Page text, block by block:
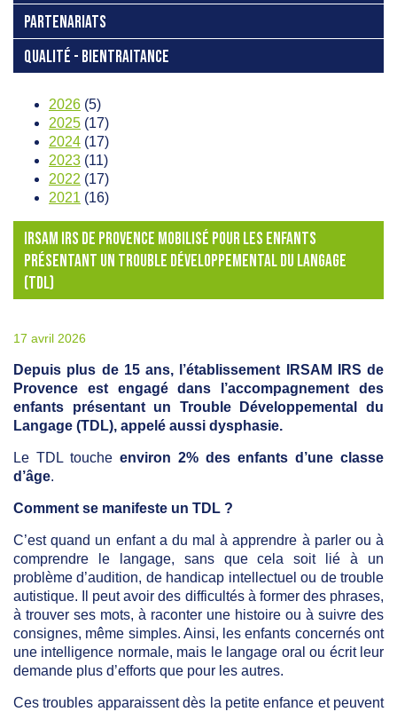
PARTENARIATS
QUALITÉ - BIENTRAITANCE
2026 (5)
2025 (17)
2024 (17)
2023 (11)
2022 (17)
2021 (16)
IRSAM IRS DE PROVENCE MOBILISÉ POUR LES ENFANTS
PRÉSENTANT UN TROUBLE DÉVELOPPEMENTAL DU LANGAGE
(TDL)
17 avril 2026
Depuis plus de 15 ans, l’établissement IRSAM IRS de
Provence est engagé dans l’accompagnement des
enfants présentant un Trouble Développemental du
Langage (TDL), appelé aussi dysphasie.
Le TDL touche environ 2% des enfants d’une classe
d’âge.
Comment se manifeste un TDL ?
C’est quand un enfant a du mal à apprendre à parler ou à
comprendre le langage, sans que cela soit lié à un
problème d’audition, de handicap intellectuel ou de trouble
autistique. Il peut avoir des difficultés à former des phrases,
à trouver ses mots, à raconter une histoire ou à suivre des
consignes, même simples. Ainsi, les enfants concernés ont
une intelligence normale, mais le langage oral ou écrit leur
demande plus d’efforts que pour les autres.
Ces troubles apparaissent dès la petite enfance et peuvent